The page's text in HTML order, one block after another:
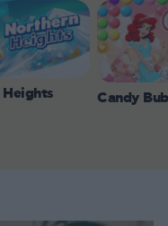
Candy